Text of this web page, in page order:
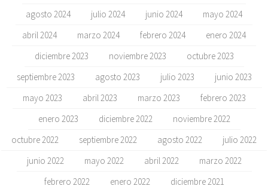
agosto 2024
julio 2024 junio 2024
mayo 2024
abril 2024
marzo 2024 febrero 2024
enero 2024
diciembre 2023
noviembre 2023
octubre 2023
septiembre 2023
agosto 2023 julio 2023
junio 2023
mayo 2023
abril 2023 marzo 2023
febrero 2023
enero 2023
diciembre 2022
noviembre 2022
octubre 2022
septiembre 2022 agosto 2022
julio 2022
junio 2022
mayo 2022 abril 2022
marzo 2022
febrero 2022
enero 2022
diciembre 2021